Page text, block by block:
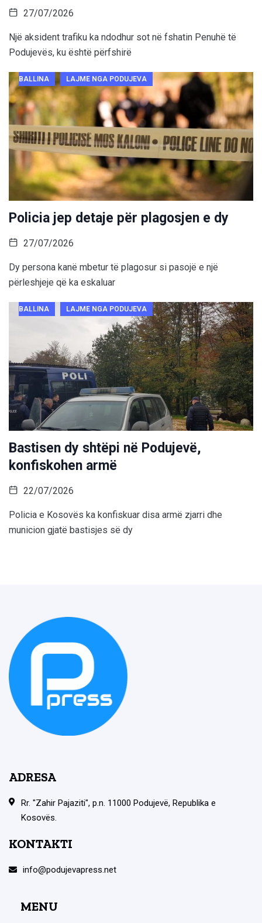
27/07/2026
Një aksident trafiku ka ndodhur sot në fshatin Penuhë të
Podujevës, ku është përfshirë
BALLINA LAJME NGA PODUJEVA
Policia jep detaje për plagosjen e dy
27/07/2026
Dy persona kanë mbetur të plagosur si pasojë e një
përleshjeje që ka eskaluar
BALLINA LAJME NGA PODUJEVA
Bastisen dy shtëpi në Podujevë,
konfiskohen armë
22/07/2026
Policia e Kosovës ka konfiskuar disa armë zjarri dhe
municion gjatë bastisjes së dy
ADRESA
Rr. "Zahir Pajaziti", p.n. 11000 Podujevë, Republika e
Kosovës.
KONTAKTI
info@podujevapress.net
MENU